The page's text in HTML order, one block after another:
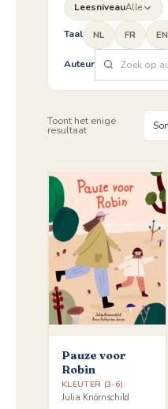
LeesniveauAlle
Taal NL FR EN
Auteur
Toont het enige
resultaat
Pauze voor
Robin
KLEUTER (3-6)
Julia Knörnschild